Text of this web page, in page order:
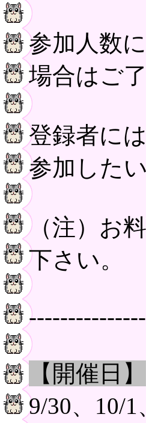
参加人数
場合はご
登録者に
参加した
（注）お
下さい。
【開催日】
9/30、10/1